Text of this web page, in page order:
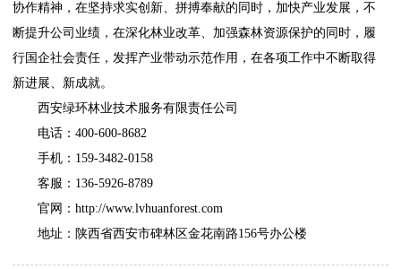
协作精神，在坚持求实创新、拼搏奉献的同时，加快产业发展，不
断提升公司业绩，在深化林业改革、加强森林资源保护的同时，履
行国企社会责任，发挥产业带动示范作用，在各项工作中不断取得
新进展、新成就。
西安绿环林业技术服务有限责任公司
电话：400-600-8682
手机：159-3482-0158
客服：136-5926-8789
官网：http://www.lvhuanforest.com
地址：陕西省西安市碑林区金花南路156号办公楼